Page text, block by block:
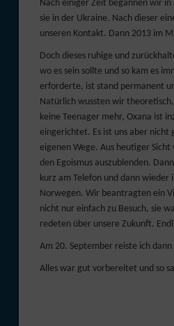
Nach einiger Zeit begannen wir
sie in der Ukraine. Nach dieser
unseren Kontakt. Dann 2013 im
Doch dieses ruhige und
wo es sein sollte und so kam es
erforderte, ist stand permanent
Natürlich wussten wir
keine Teenager mehr, Oxana ist
eingerichtet. Es ist uns aber nicht
eigenen Wege. Aus heutiger
den Egoismus auszublenden.
kurz am Telefon und dann wieder
Norwegen. Wir beantragten ein
nicht nur einfach zu Besuch, sie
redeten über unsere Zukunft.
Am 20. September reiste ich
Alles war gut vorbereitet und so